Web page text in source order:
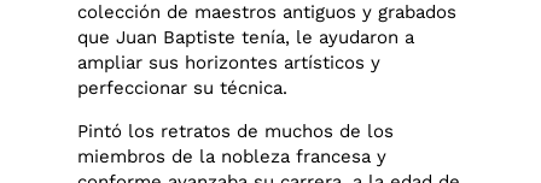
colección de maestros antiguos y grabados
que Juan Baptiste tenía, le ayudaron a
ampliar sus horizontes artísticos y
perfeccionar su técnica.​
Pintó los retratos de muchos de los
miembros de la nobleza francesa y